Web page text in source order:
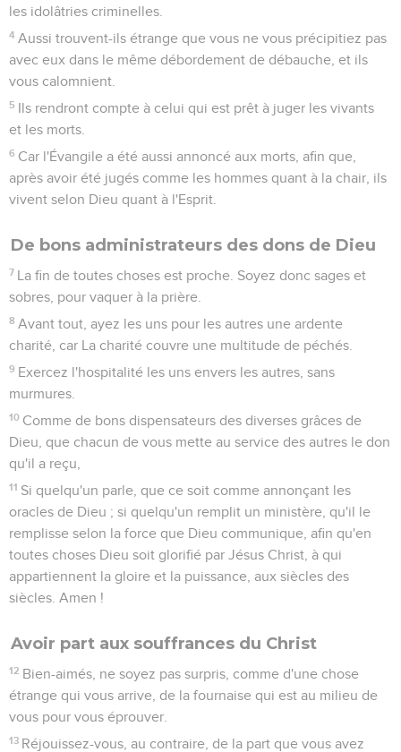
les idolâtries criminelles.
4 Aussi trouvent-ils étrange que vous ne vous précipitiez pas
avec eux dans le même débordement de débauche, et ils
vous calomnient.
5 Ils rendront compte à celui qui est prêt à juger les vivants
et les morts.
6 Car l'Évangile a été aussi annoncé aux morts, afin que,
après avoir été jugés comme les hommes quant à la chair, ils
vivent selon Dieu quant à l'Esprit.
De bons administrateurs des dons de Dieu
7 La fin de toutes choses est proche. Soyez donc sages et
sobres, pour vaquer à la prière.
8 Avant tout, ayez les uns pour les autres une ardente
charité, car La charité couvre une multitude de péchés.
9 Exercez l'hospitalité les uns envers les autres, sans
murmures.
10 Comme de bons dispensateurs des diverses grâces de
Dieu, que chacun de vous mette au service des autres le don
qu'il a reçu,
11 Si quelqu'un parle, que ce soit comme annonçant les
oracles de Dieu ; si quelqu'un remplit un ministère, qu'il le
remplisse selon la force que Dieu communique, afin qu'en
toutes choses Dieu soit glorifié par Jésus Christ, à qui
appartiennent la gloire et la puissance, aux siècles des
siècles. Amen !
Avoir part aux souffrances du Christ
12 Bien-aimés, ne soyez pas surpris, comme d'une chose
étrange qui vous arrive, de la fournaise qui est au milieu de
vous pour vous éprouver.
13 Réjouissez-vous, au contraire, de la part que vous avez